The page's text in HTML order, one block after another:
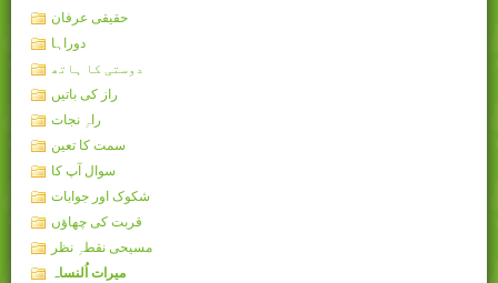
حقیقی عرفان
دوراہا
دوستی کا ہاتھ
راز کی باتیں
راہِ نجات
سمت کا تعین
سوال آپ کا
شکوک اور جوابات
قربت کی چھاؤں
مسیحی نقطہِ نظر
میرات اُلنساہ